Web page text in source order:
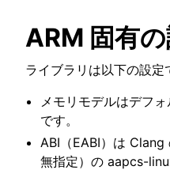
navigation of チュートリアル
navigation of ユーザーガイド
ARM 固有
ライブラリは以下の設定
メモリモデルはデフォ
です。
ABI（EABI）は Clang
無指定）の aapcs-